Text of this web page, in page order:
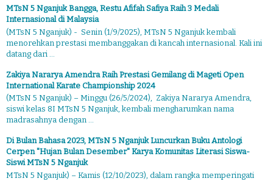
MTsN 5 Nganjuk Bangga, Restu Afifah Safiya Raih 3 Medali
Internasional di Malaysia
(MTsN 5 Nganjuk) - Senin (1/9/2025), MTsN 5 Nganjuk kembali
menorehkan prestasi membanggakan di kancah internasional. Kali ini
datang dari ...
Zakiya Nararya Amendra Raih Prestasi Gemilang di Mageti Open
International Karate Championship 2024
(MTsN 5 Nganjuk) – Minggu (26/5/2024), Zakiya Nararya Amendra,
siswi kelas 8I MTsN 5 Nganjuk, kembali mengharumkan nama
madrasahnya dengan ...
Di Bulan Bahasa 2023, MTsN 5 Nganjuk Luncurkan Buku Antologi
Cerpen "Hujan Bulan Desember" Karya Komunitas Literasi Siswa-
Siswi MTsN 5 Nganjuk
MTsN 5 Nganjuk) – Kamis (12/10/2023), dalam rangka memperingati